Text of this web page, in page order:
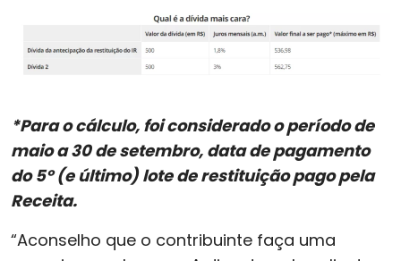
*Para o cálculo, foi considerado o período de
maio a 30 de setembro, data de pagamento
do 5º (e último) lote de restituição pago pela
Receita.
“Aconselho que o contribuinte faça uma